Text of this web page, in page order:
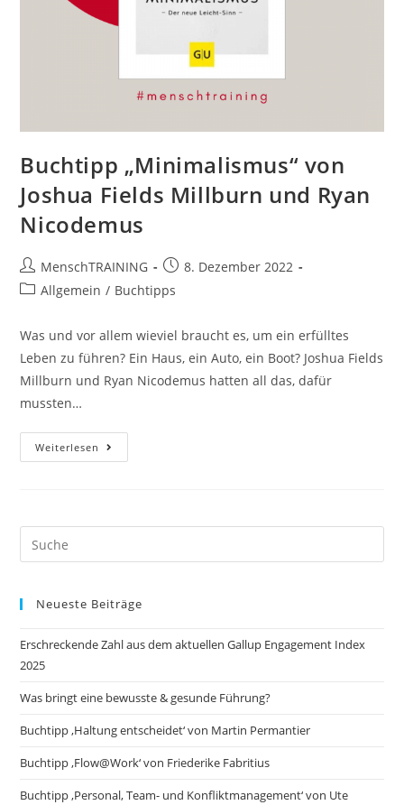
Buchtipp „Minimalismus“ von
Joshua Fields Millburn und Ryan
Nicodemus
Beitrags-
Autor:
MenschTRAINING
Beitrag
veröffentlicht:
8. Dezember 2022
Beitrags-
Allgemein / Buchtipps
Was und vor allem wieviel braucht es, um ein erfülltes
Leben zu führen? Ein Haus, ein Auto, ein Boot? Joshua Fields
Millburn und Ryan Nicodemus hatten all das, dafür
mussten…
Weiterlesen Buchtipp
„Minimalismus“
Und
Search
this
Neueste Beiträge
Erschreckende Zahl aus dem aktuellen Gallup Engagement Index
2025
Was bringt eine bewusste & gesunde Führung?
Buchtipp ‚Haltung entscheidet‘ von Martin Permantier
Buchtipp ‚Flow@Work‘ von Friederike Fabritius
Buchtipp ‚Personal, Team- und Konfliktmanagement‘ von Ute